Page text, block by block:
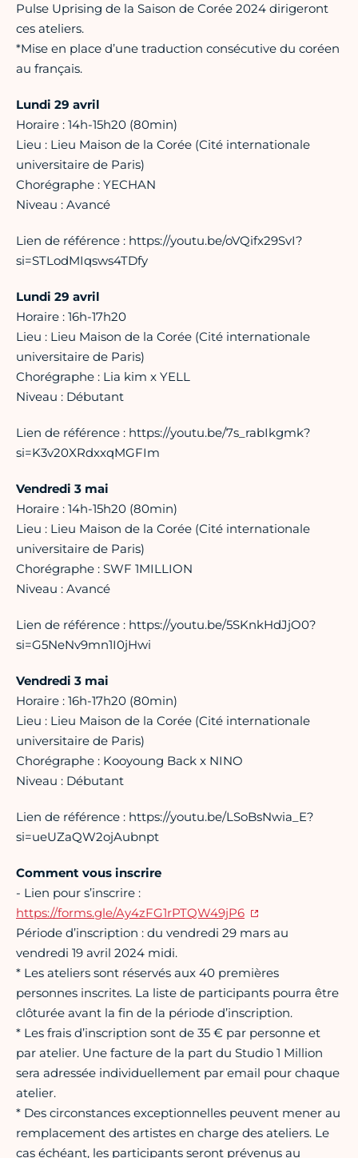
Pulse Uprising de la Saison de Corée 2024 dirigeront
ces ateliers.
*Mise en place d’une traduction consécutive du coréen
au français.
Lundi 29 avril
Horaire : 14h-15h20 (80min)
Lieu : Lieu Maison de la Corée (Cité internationale
universitaire de Paris)
Chorégraphe : YECHAN
Niveau : Avancé
Lien de référence : https://youtu.be/oVQifx29SvI?
si=STLodMIqsws4TDfy
Lundi 29 avril
Horaire : 16h-17h20
Lieu : Lieu Maison de la Corée (Cité internationale
universitaire de Paris)
Chorégraphe : Lia kim x YELL
Niveau : Débutant
Lien de référence : https://youtu.be/7s_rabIkgmk?
si=K3v20XRdxxqMGFIm
Vendredi 3 mai
Horaire : 14h-15h20 (80min)
Lieu : Lieu Maison de la Corée (Cité internationale
universitaire de Paris)
Chorégraphe : SWF 1MILLION
Niveau : Avancé
Lien de référence : https://youtu.be/5SKnkHdJjO0?
si=G5NeNv9mn1I0jHwi
Vendredi 3 mai
Horaire : 16h-17h20 (80min)
Lieu : Lieu Maison de la Corée (Cité internationale
universitaire de Paris)
Chorégraphe : Kooyoung Back x NINO
Niveau : Débutant
Lien de référence : https://youtu.be/LSoBsNwia_E?
si=ueUZaQW2ojAubnpt
Comment vous inscrire
- Lien pour s’inscrire :
https://forms.gle/Ay4zFG1rPTQW49jP6
Période d’inscription : du vendredi 29 mars au
vendredi 19 avril 2024 midi.
* Les ateliers sont réservés aux 40 premières
personnes inscrites. La liste de participants pourra être
clôturée avant la fin de la période d’inscription.
* Les frais d’inscription sont de 35 € par personne et
par atelier. Une facture de la part du Studio 1 Million
sera adressée individuellement par email pour chaque
atelier.
* Des circonstances exceptionnelles peuvent mener au
remplacement des artistes en charge des ateliers. Le
cas échéant, les participants seront prévenus au